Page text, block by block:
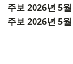
주보 2026년 5
주보 2026년 5